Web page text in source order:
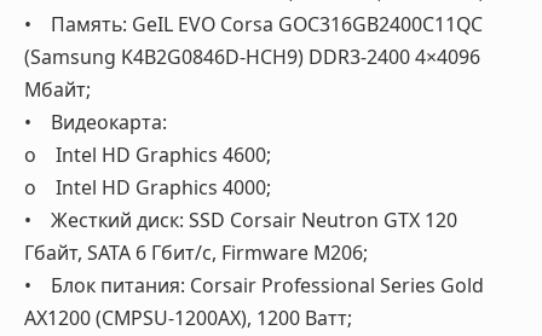
• Память: GeIL EVO Corsa GOC316GB2400C11QC
(Samsung K4B2G0846D-HCH9) DDR3-2400 4×4096
Мбайт;
• Видеокарта:
o Intel HD Graphics 4600;
o Intel HD Graphics 4000;
• Жесткий диск: SSD Corsair Neutron GTX 120
Гбайт, SATA 6 Гбит/с, Firmware M206;
• Блок питания: Corsair Professional Series Gold
AX1200 (CMPSU-1200AX), 1200 Ватт;